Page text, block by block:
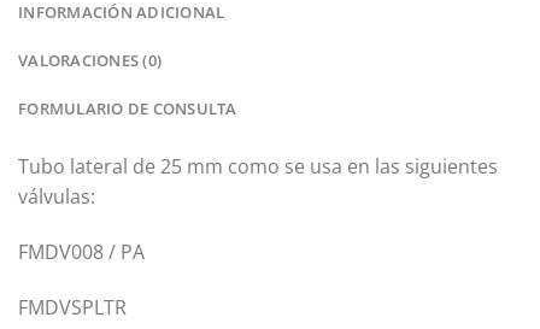
INFORMACIÓN ADICIONAL
VALORACIONES (0)
FORMULARIO DE CONSULTA
Tubo lateral de 25 mm como se usa en las siguientes
válvulas:
FMDV008 / PA
FMDVSPLTR